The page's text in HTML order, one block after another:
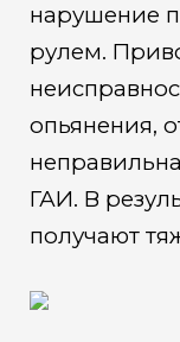
нарушение
рулем.
опьянения,
ГАИ. В
получают